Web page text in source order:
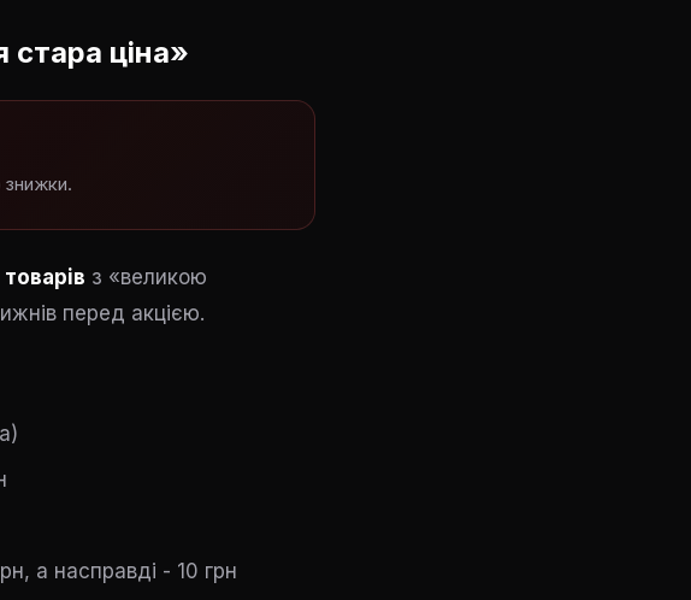
ціна»
знижки.
з «великою
перед акцією.
а насправді - 10 грн